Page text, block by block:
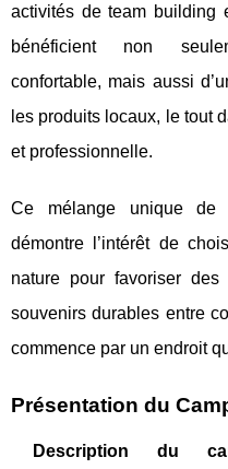
activités de team building
bénéficient non
confortable, mais aussi
les produits locaux, le tout
et professionnelle.
Ce mélange unique de
démontre l’intérêt de
nature pour favoriser
souvenirs durables entre
commence par un endroit
Présentation du
Description du